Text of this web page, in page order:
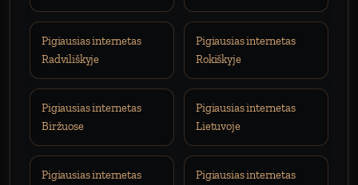
Pigiausias internetas
Radviliškyje
Pigiausias internetas
Rokiškyje
Pigiausias internetas
Biržuose
Pigiausias internetas
Lietuvoje
Pigiausias internetas
Pigiausias internetas